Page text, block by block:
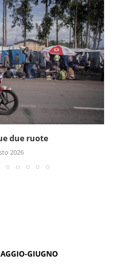
al forno
2026
GIUGNO